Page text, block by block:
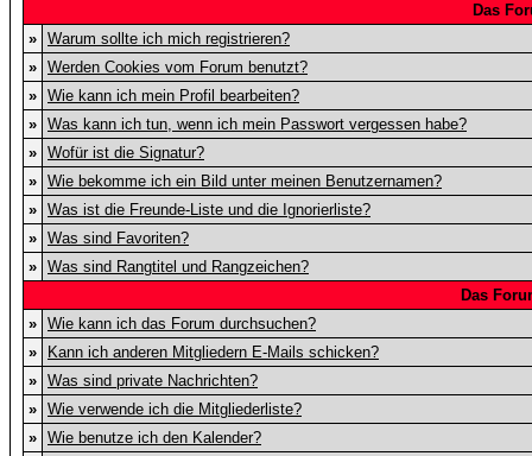
Das
» Warum sollte ich mich registrieren?
» Werden Cookies vom Forum benutzt?
» Wie kann ich mein Profil bearbeiten?
» Was kann ich tun, wenn ich mein Passwort vergessen habe?
» Wofür ist die Signatur?
» Wie bekomme ich ein Bild unter meinen Benutzernamen?
» Was ist die Freunde-Liste und die Ignorierliste?
» Was sind Favoriten?
» Was sind Rangtitel und Rangzeichen?
Das
» Wie kann ich das Forum durchsuchen?
»
Kann ich anderen Mitgliedern E-Mails schicken?
» Was sind private Nachrichten?
» Wie verwende ich die Mitgliederliste?
» Wie benutze ich den Kalender?